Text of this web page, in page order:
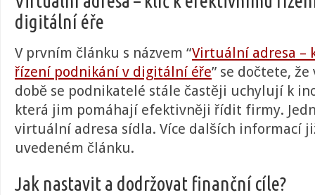
digitální éře
V prvním článku s názvem “Virtuální adresa –
řízení podnikání v digitální éře” se dočtete,
době se podnikatelé stále častěji uchylují k
která jim pomáhají efektivněji řídit firmy.
virtuální adresa sídla. Více dalších informací
uvedeném článku.
Jak nastavit a dodržovat finanční cíle?